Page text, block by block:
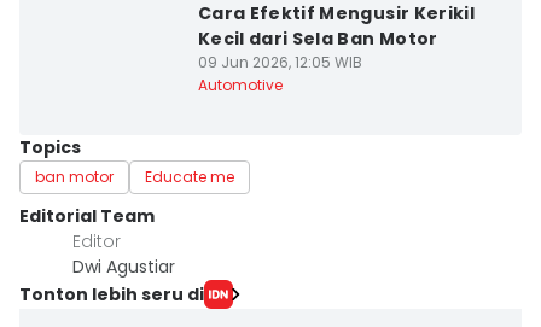
Cara Efektif Mengusir Kerikil
Kecil dari Sela Ban Motor
09 Jun 2026, 12:05 WIB
Automotive
Topics
ban motor Educate me
Editorial Team
Editor
Dwi Agustiar
Tonton lebih seru di